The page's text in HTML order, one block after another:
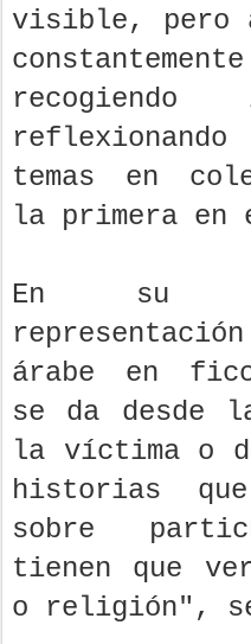
visible, pero
recogiendo
temas en
la primera en
En su
árabe en
se da desde
la víctima o
historias
sobre
tienen que
o religión",